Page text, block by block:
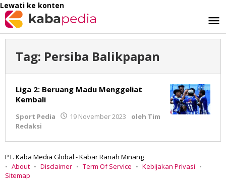
Lewati ke konten
Tag: Persiba Balikpapan
Liga 2: Beruang Madu Menggeliat
Kembali
Sport Pedia 19 November 2023 oleh Tim
Redaksi
PT. Kaba Media Global - Kabar Ranah Minang
About
Disclaimer Term Of Service
Kebijakan Privasi
Sitemap